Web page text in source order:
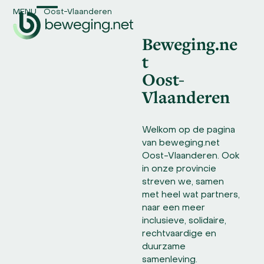
content
Oost-Vlaanderen
MENU
Open
Close
Beweging.ne
t
Oost-
Vlaanderen
Welkom op de pagina
van beweging.net
Oost-Vlaanderen. Ook
in onze provincie
streven we, samen
met heel wat partners,
naar een meer
inclusieve, solidaire,
rechtvaardige en
duurzame
samenleving.